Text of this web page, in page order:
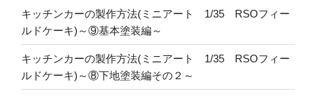
キッチンカーの製作方法(ミニアート 1/35 RSOフィー
ルドケーキ)～⑨基本塗装編～
キッチンカーの製作方法(ミニアート 1/35 RSOフィー
ルドケーキ)～⑧下地塗装編その２～